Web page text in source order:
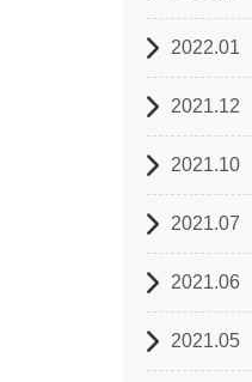
2022.01
2021.12
2021.10
2021.07
2021.06
2021.05